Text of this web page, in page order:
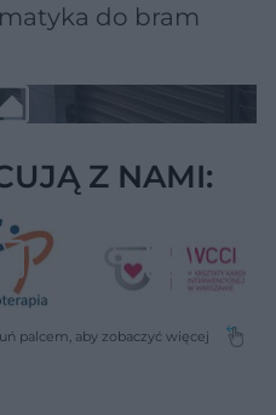
do bram
Z NAMI: